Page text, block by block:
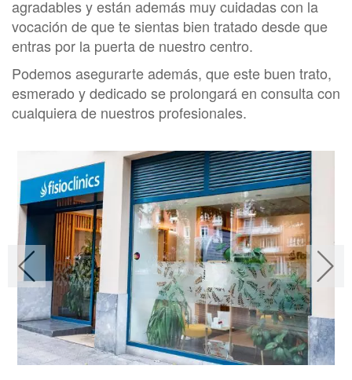
agradables y están además muy cuidadas con la
vocación de que te sientas bien tratado desde que
entras por la puerta de nuestro centro.
Podemos asegurarte además, que este buen trato,
esmerado y dedicado se prolongará en consulta con
cualquiera de nuestros profesionales.